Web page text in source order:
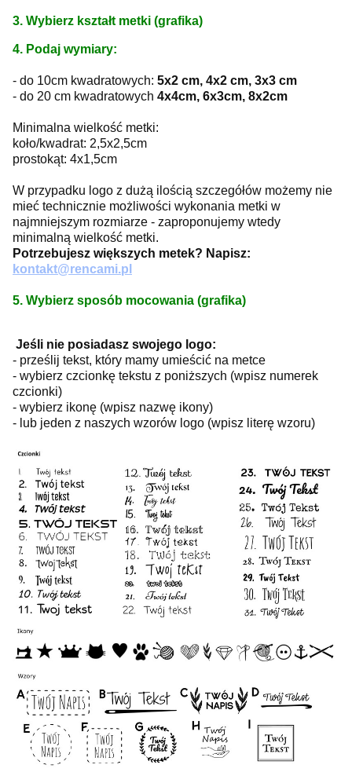
3. Wybierz kształt metki (grafika)
4. Podaj wymiary:
- do 10cm kwadratowych: 5x2 cm, 4x2 cm, 3x3 cm
- do 20 cm kwadratowych 4x4cm, 6x3cm, 8x2cm
Minimalna wielkość metki:
koło/kwadrat: 2,5x2,5cm
prostokąt: 4x1,5cm
W przypadku logo z dużą ilością szczegółów możemy nie
mieć technicznie możliwości wykonania metki w
najmniejszym rozmiarze - zaproponujemy wtedy
minimalną wielkość metki.
Potrzebujesz większych metek? Napisz:
kontakt@rencami.pl
5. Wybierz sposób mocowania (grafika)
Jeśli nie posiadasz swojego logo:
- prześlij tekst, który mamy umieścić na metce
- wybierz czcionkę tekstu z poniższych (wpisz numerek
czcionki)
- wybierz ikonę (wpisz nazwę ikony)
- lub jeden z naszych wzorów logo (wpisz literę wzoru)